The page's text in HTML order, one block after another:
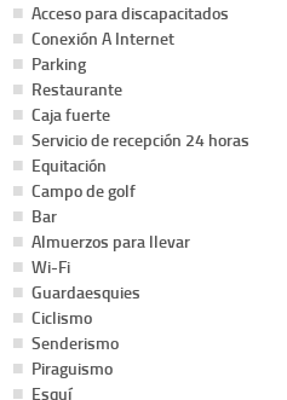
Acceso para discapacitados
Conexión A Internet
Parking
Restaurante
Caja fuerte
Servicio de recepción 24 horas
Equitación
Campo de golf
Bar
Almuerzos para llevar
Wi-Fi
Guardaesquies
Ciclismo
Senderismo
Piraguismo
Esquí